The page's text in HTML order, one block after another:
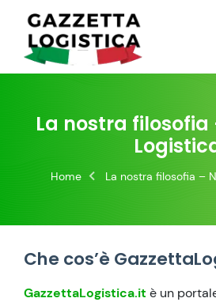
content
La nostra filosofia
Home La nostra filosofia –
Che cos’è
GazzettaLogistica.it è un